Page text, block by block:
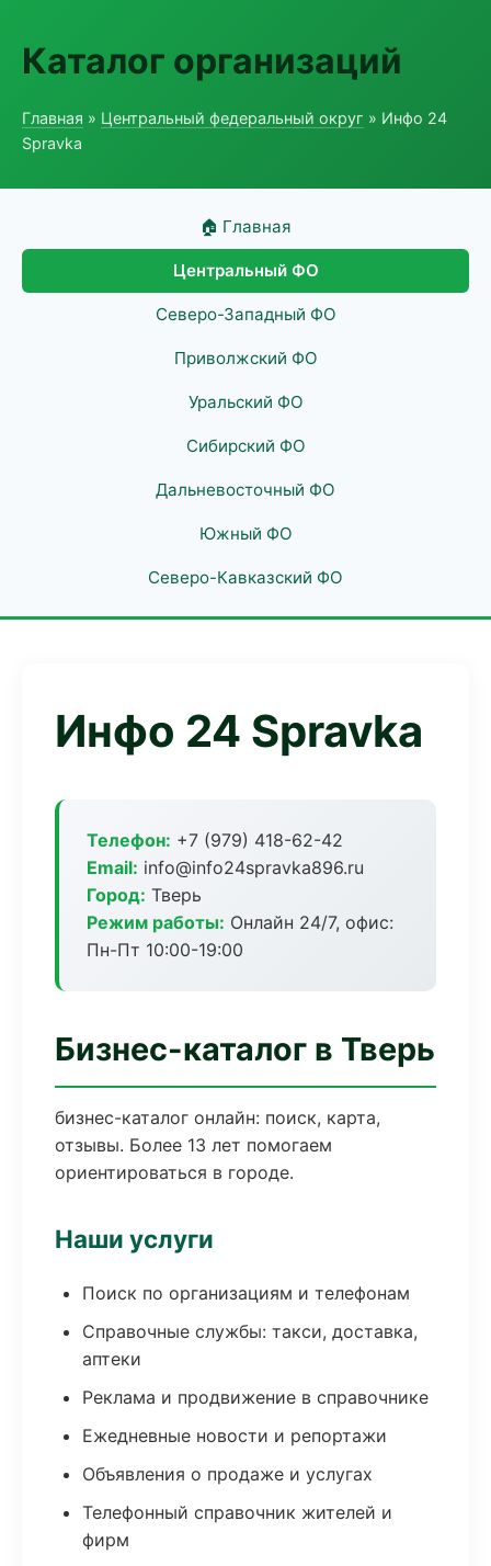
Каталог организаций
Главная » Центральный федеральный округ » Инфо 24
Spravka
🏠 Главная
Центральный ФО
Северо-Западный ФО
Приволжский ФО
Уральский ФО
Сибирский ФО
Дальневосточный ФО
Южный ФО
Северо-Кавказский ФО
Инфо 24 Spravka
Телефон: +7 (979) 418-62-42
Email: info@info24spravka896.ru
Город: Тверь
Режим работы: Онлайн 24/7, офис:
Пн-Пт 10:00-19:00
Бизнес-каталог в Тверь
бизнес-каталог онлайн: поиск, карта,
отзывы. Более 13 лет помогаем
ориентироваться в городе.
Наши услуги
Поиск по организациям и телефонам
Справочные службы: такси, доставка,
аптеки
Реклама и продвижение в справочнике
Ежедневные новости и репортажи
Объявления о продаже и услугах
Телефонный справочник жителей и
фирм